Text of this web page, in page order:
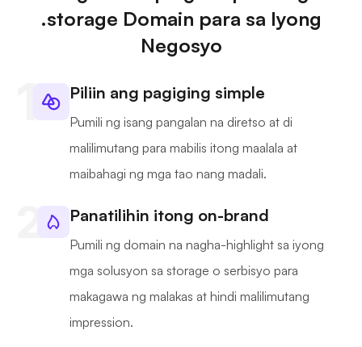
.storage Domain para sa Iyong
Negosyo
Piliin ang pagiging simple
Pumili ng isang pangalan na diretso at di
malilimutang para mabilis itong maalala at
maibahagi ng mga tao nang madali.
Panatilihin itong on-brand
Pumili ng domain na nagha-highlight sa iyong
mga solusyon sa storage o serbisyo para
makagawa ng malakas at hindi malilimutang
impression.